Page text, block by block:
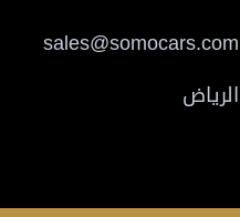
sales@somocars.com
الرياض